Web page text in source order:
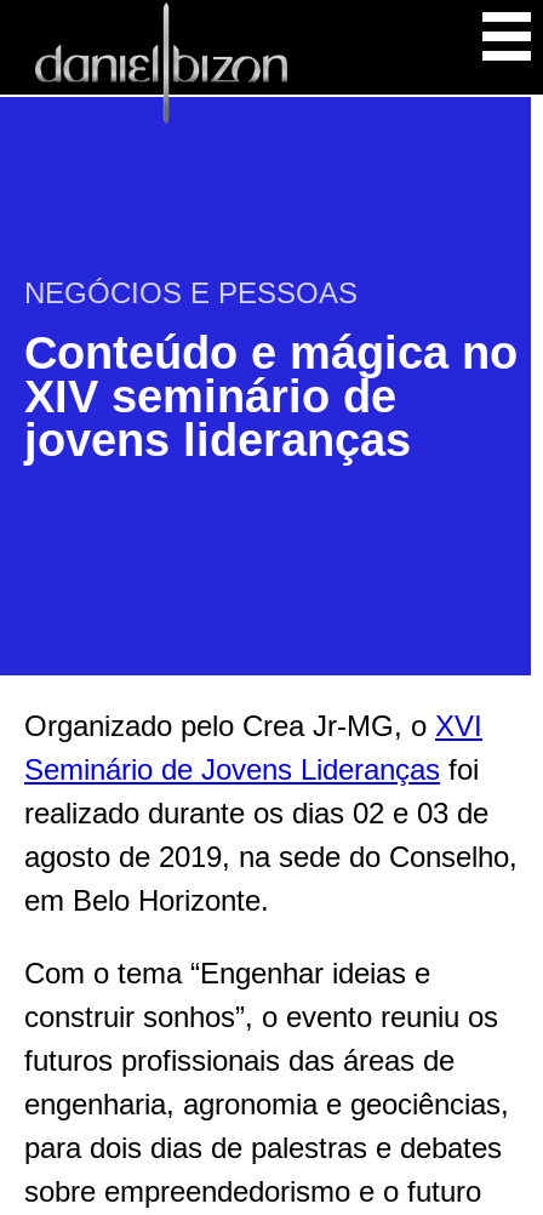
NEGÓCIOS E PESSOAS
Conteúdo e mágica no
XIV seminário de
jovens lideranças
Organizado pelo Crea Jr-MG, o XVI
Seminário de Jovens Lideranças foi
realizado durante os dias 02 e 03 de
agosto de 2019, na sede do Conselho,
em Belo Horizonte.
Com o tema “Engenhar ideias e
construir sonhos”, o evento reuniu os
futuros profissionais das áreas de
engenharia, agronomia e geociências,
para dois dias de palestras e debates
sobre empreendedorismo e o futuro